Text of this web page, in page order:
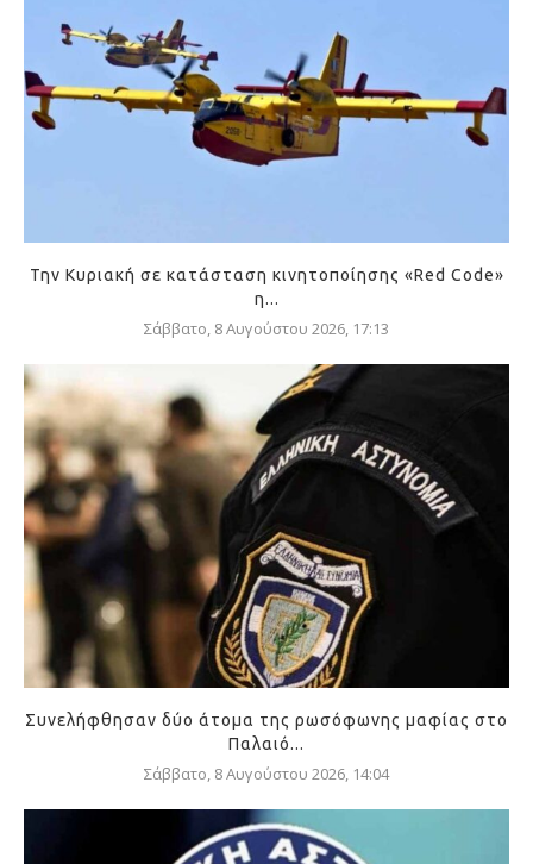
Την Κυριακή σε κατάσταση κινητοποίησης «Red Code»
η...
Σάββατο, 8 Αυγούστου 2026, 17:13
Συνελήφθησαν δύο άτομα της ρωσόφωνης μαφίας στο
Παλαιό...
Σάββατο, 8 Αυγούστου 2026, 14:04